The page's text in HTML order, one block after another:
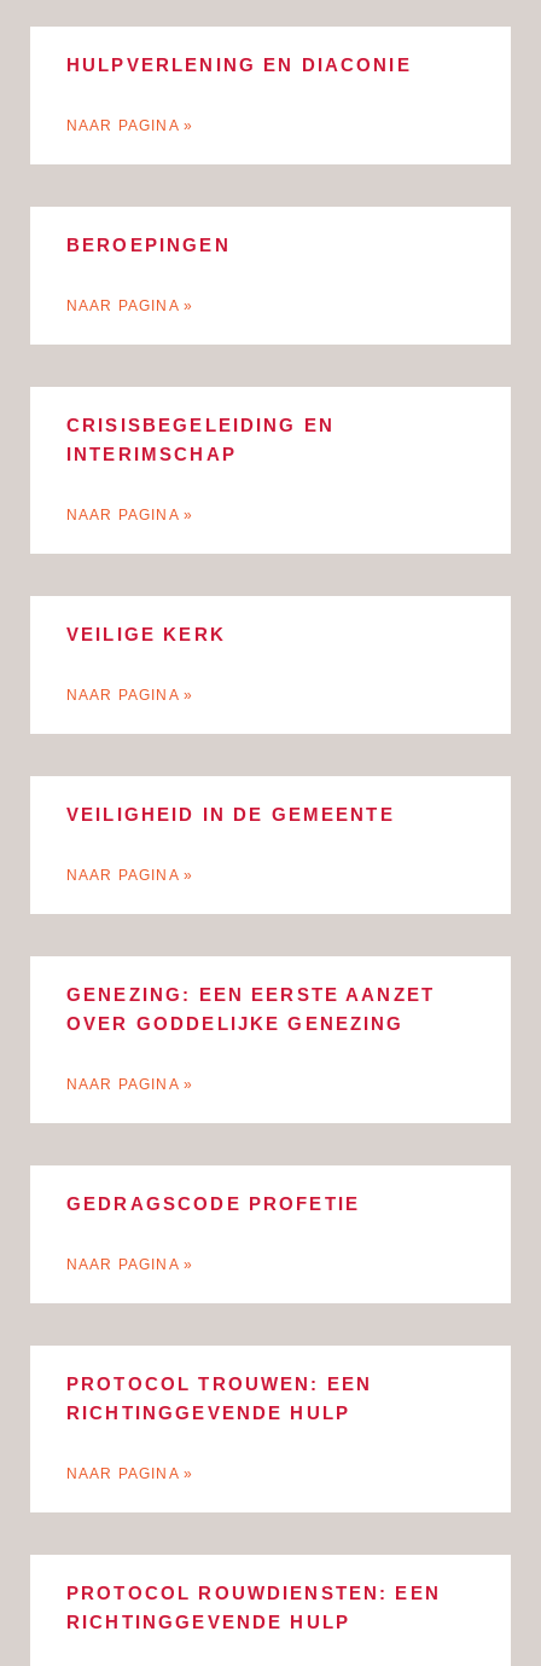
HULPVERLENING EN DIACONIE
NAAR PAGINA »
BEROEPINGEN
NAAR PAGINA »
CRISISBEGELEIDING EN
INTERIMSCHAP
NAAR PAGINA »
VEILIGE KERK
NAAR PAGINA »
VEILIGHEID IN DE GEMEENTE
NAAR PAGINA »
GENEZING: EEN EERSTE AANZET
OVER GODDELIJKE GENEZING
NAAR PAGINA »
GEDRAGSCODE PROFETIE
NAAR PAGINA »
PROTOCOL TROUWEN: EEN
RICHTINGGEVENDE HULP
NAAR PAGINA »
PROTOCOL ROUWDIENSTEN: EEN
RICHTINGGEVENDE HULP